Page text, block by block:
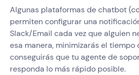
Algunas plataformas de chatbot
permiten configurar una
Slack/Email cada vez que alguien
esa manera, minimizarás el
conseguirás que tu agente de
responda lo más rápido posible.